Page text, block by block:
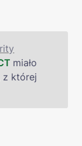
miało
z której